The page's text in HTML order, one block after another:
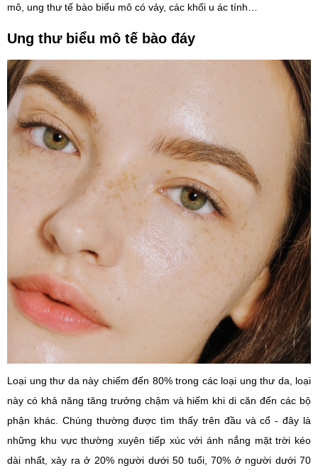
mô, ung thư tế bào biểu mô có vảy, các khối u ác tính…
Ung thư biểu mô tế bào đáy
Loại ung thư da này chiếm đến 80% trong các loại ung thư da, loại
này có khả năng tăng trưởng chậm và hiếm khi di căn đến các bộ
phận khác. Chúng thường được tìm thấy trên đầu và cổ - đây là
những khu vực thường xuyên tiếp xúc với ánh nắng mặt trời kéo
dài nhất, xảy ra ở 20% người dưới 50 tuổi, 70% ở người dưới 70